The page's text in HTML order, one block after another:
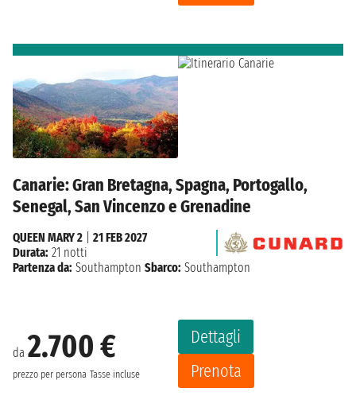
Canarie: Gran Bretagna, Spagna, Portogallo,
Senegal, San Vincenzo e Grenadine
da 2.700 €
prezzo per persona Tasse incluse
Dettagli
Prenota
QUEEN MARY 2
21 FEB 2027
Durata: 21 notti
Partenza da: Southampton Sbarco: Southampton